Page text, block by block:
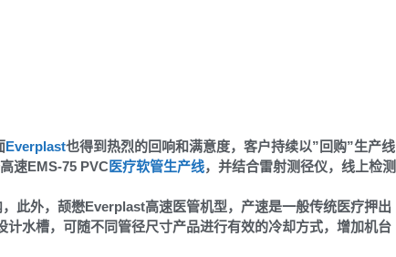
Everplast也得到热烈的回响和满意度，客户持续以”回购”生产线
速EMS-75 PVC医疗软管生产线，并结合雷射测径仪，线上检测
此外，颉懋Everplast高速医管机型，产速是一般传统医疗押出
水槽，可随不同管径尺寸产品进行有效的冷却方式，增加机台